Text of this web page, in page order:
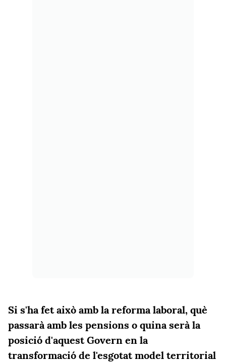
Si s'ha fet això amb la reforma laboral, què
passarà amb les pensions o quina serà la
posició d'aquest Govern en la
transformació de l'esgotat model territorial